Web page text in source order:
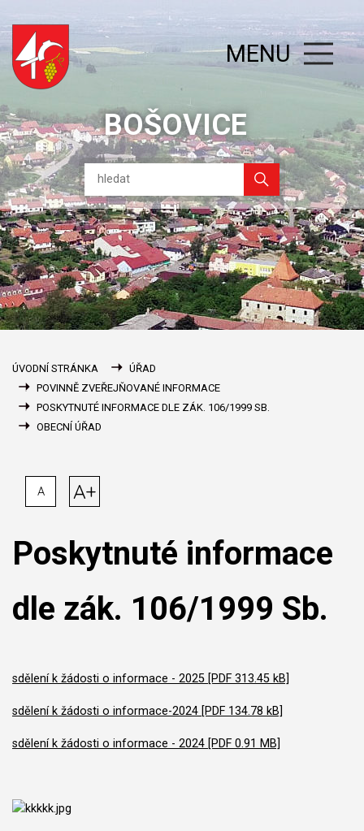
BOŠOVICE
MENU
ÚVODNÍ STRÁNKA
ÚŘAD
POVINNĚ ZVEŘEJŇOVANÉ INFORMACE
POSKYTNUTÉ INFORMACE DLE ZÁK. 106/1999 SB.
OBECNÍ ÚŘAD
A A+
Poskytnuté informace
dle zák. 106/1999 Sb.
sdělení k žádosti o informace - 2025 [PDF 313.45 kB]
sdělení k žádosti o informace-2024 [PDF 134.78 kB]
sdělení k žádosti o informace - 2024 [PDF 0.91 MB]